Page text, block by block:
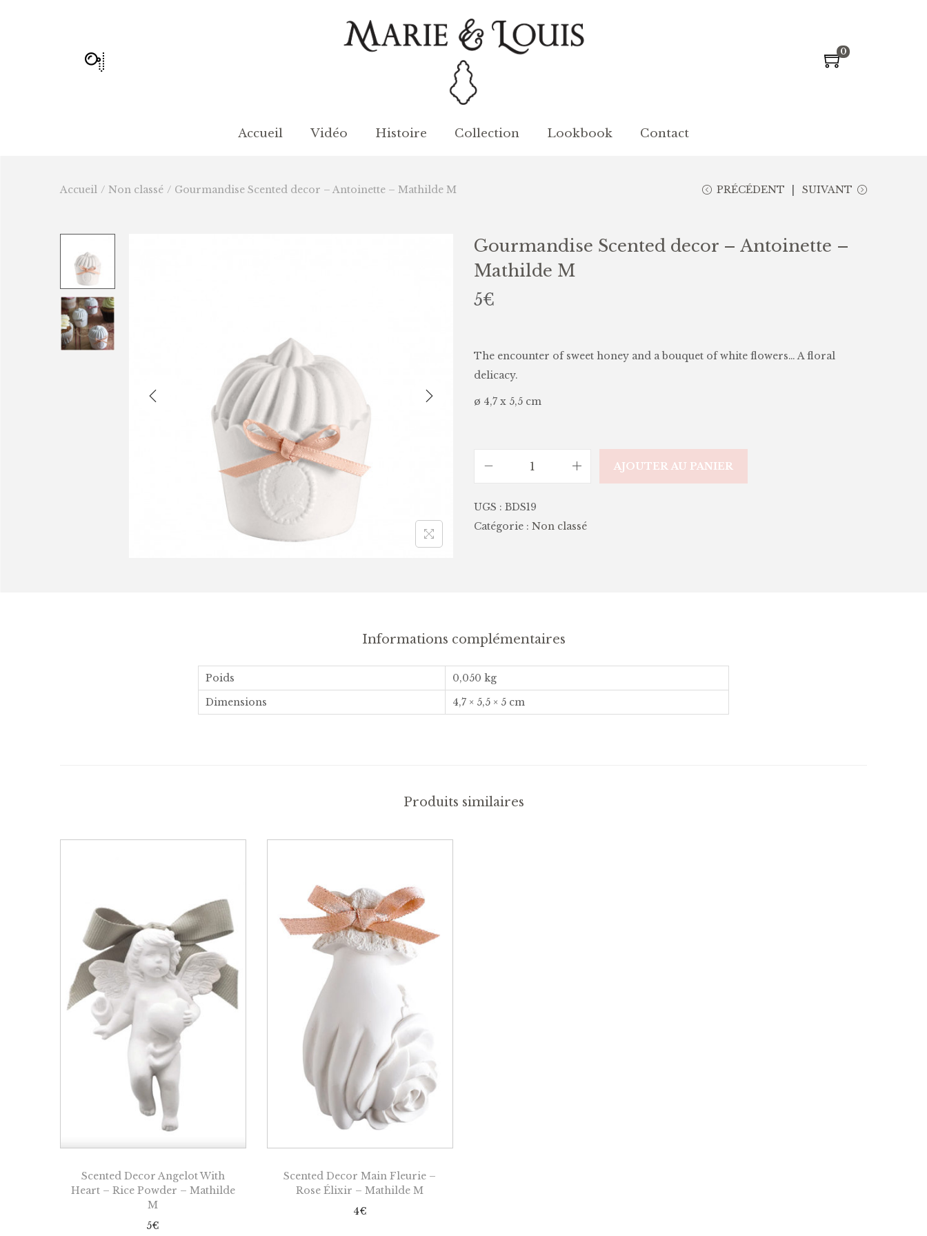
0
Accueil Vidéo Histoire Collection Lookbook Contact
Accueil / Non classé / Gourmandise Scented decor – Antoinette – Mathilde M PRÉCÉDENT SUIVANT
Gourmandise Scented decor – Antoinette –
Mathilde M
5€
The encounter of sweet honey and a bouquet of white flowers… A floral
delicacy.
ø 4,7 x 5,5 cm
AJOUTER AU PANIER
UGS : BDS19
Catégorie : Non classé
Informations complémentaires
Poids
0,050 kg
Dimensions
4,7 × 5,5 × 5 cm
Produits similaires
Scented Decor Angelot With
Heart – Rice Powder – Mathilde
M
5€
Scented Decor Main Fleurie –
Rose Élixir – Mathilde M
4€